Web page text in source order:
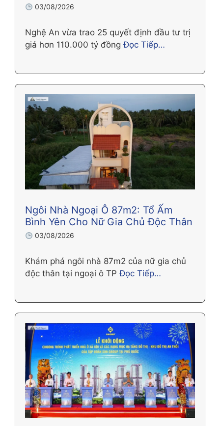
03/08/2026
Nghệ An vừa trao 25 quyết định đầu tư trị
giá hơn 110.000 tỷ đồng Đọc Tiếp…
Ngôi Nhà Ngoại Ô 87m2: Tổ Ấm
Bình Yên Cho Nữ Gia Chủ Độc Thân
03/08/2026
Khám phá ngôi nhà 87m2 của nữ gia chủ
độc thân tại ngoại ô TP Đọc Tiếp…